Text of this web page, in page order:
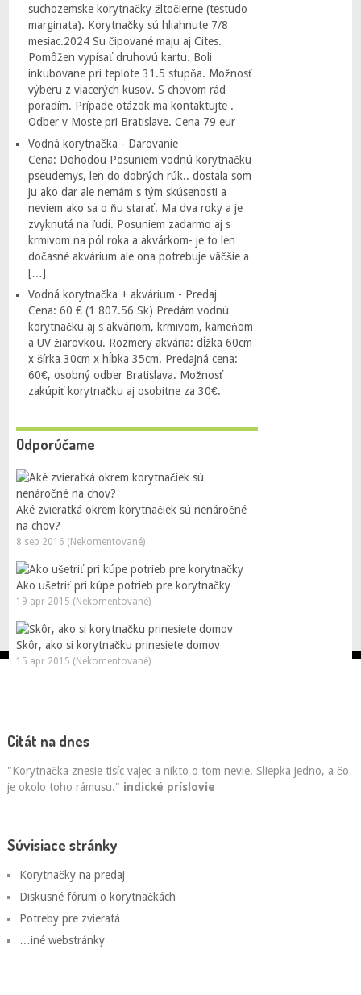
suchozemske korytnačky žltočierne (testudo
marginata). Korytnačky sú hliahnute 7/8
mesiac.2024 Su čipované maju aj Cites.
Pomôžen vypísať druhovú kartu. Boli
inkubovane pri teplote 31.5 stupňa. Možnosť
výberu z viacerých kusov. S chovom rád
poradím. Prípade otázok ma kontaktujte .
Odber v Moste pri Bratislave. Cena 79 eur
Vodná korytnačka - Darovanie
Cena: Dohodou Posuniem vodnú korytnačku
pseudemys, len do dobrých rúk.. dostala som
ju ako dar ale nemám s tým skúsenosti a
neviem ako sa o ňu starať. Ma dva roky a je
zvyknutá na ľudí. Posuniem zadarmo aj s
krmivom na pól roka a akvárkom- je to len
dočasné akvárium ale ona potrebuje väčšie a
[…]
Vodná korytnačka + akvárium - Predaj
Cena: 60 € (1 807.56 Sk) Predám vodnú
korytnačku aj s akváriom, krmivom, kameňom
a UV žiarovkou. Rozmery akvária: dĺžka 60cm
x šírka 30cm x hĺbka 35cm. Predajná cena:
60€, osobný odber Bratislava. Možnosť
zakúpiť korytnačku aj osobitne za 30€.
Odporúčame
Aké zvieratká okrem korytnačiek sú nenáročné
na chov?
8 sep 2016 (Nekomentované)
Ako ušetriť pri kúpe potrieb pre korytnačky
19 apr 2015 (Nekomentované)
Skôr, ako si korytnačku prinesiete domov
15 apr 2015 (Nekomentované)
Citát na dnes
"Korytnačka znesie tisíc vajec a nikto o tom nevie. Sliepka jedno, a čo
je okolo toho rámusu." indické príslovie
Súvisiace stránky
Korytnačky na predaj
Diskusné fórum o korytnačkách
Potreby pre zvieratá
…iné webstránky